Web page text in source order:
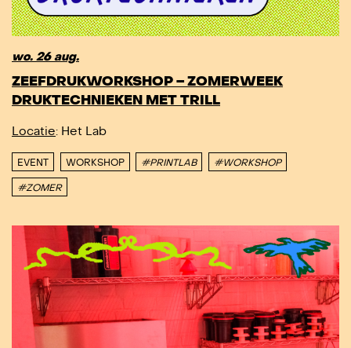
wo. 26 aug.
ZEEFDRUKWORKSHOP – ZOMERWEEK
DRUKTECHNIEKEN MET TRILL
Locatie: Het Lab
EVENT WORKSHOP #PRINTLAB #WORKSHOP
#ZOMER